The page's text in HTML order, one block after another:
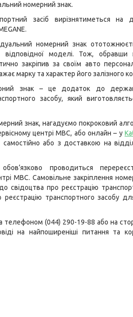
номерний знак.
засіб вирізнятиметься на
номерний знак
моделі. Тож, обравши
закріпив за своїм авто
марку та характер його залізного
знак – це додаток до
засобу, який
знак, нагадуємо покроковий
центрі МВС, або онлайн – у
або з доставкою на
проводиться
МВС. Самовільне закріплення
свідоцтва про реєстрацію
транспортного засобу
(044) 290-19-88 або на
на найпоширеніші питання та